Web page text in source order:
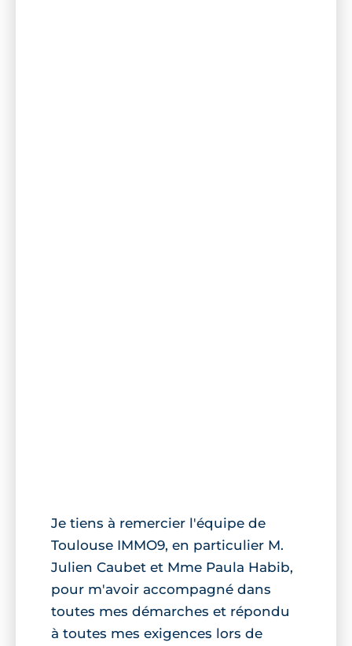
Je tiens à remercier l'équipe de
Toulouse IMMO9, en particulier M.
Julien Caubet et Mme Paula Habib,
pour m'avoir accompagné dans
toutes mes démarches et répondu
à toutes mes exigences lors de